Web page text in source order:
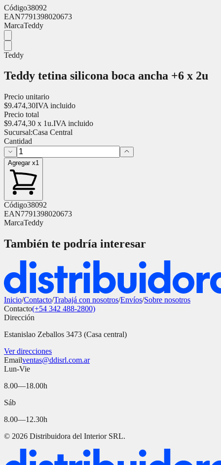
Código38092
EAN7791398020673
MarcaTeddy
Teddy
Teddy tetina silicona boca ancha +6 x 2u
Precio unitario
$9.474,30IVA incluido
Precio total
$9.474,30 x 1u.IVA incluido
Sucursal:Casa Central
Cantidad
Agregar x1
Código38092
EAN7791398020673
MarcaTeddy
También te podría interesar
Inicio/Contacto/Trabajá con nosotros/Envíos/Sobre nosotros
Contacto(+54 342 488-2800)
Dirección
Estanislao Zeballos 3473 (Casa central)
Ver direcciones
Emailventas@ddisrl.com.ar
Lun-Vie
8.00—18.00h
Sáb
8.00—12.30h
© 2026 Distribuidora del Interior SRL.